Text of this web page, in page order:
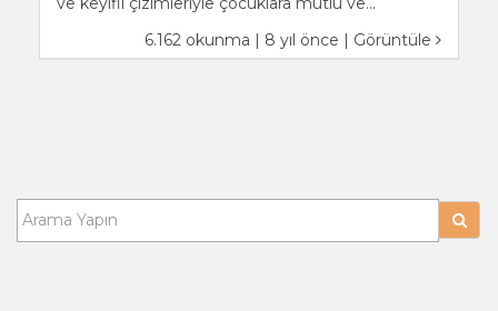
6.162 okunma | 8 yıl önce | Görüntüle